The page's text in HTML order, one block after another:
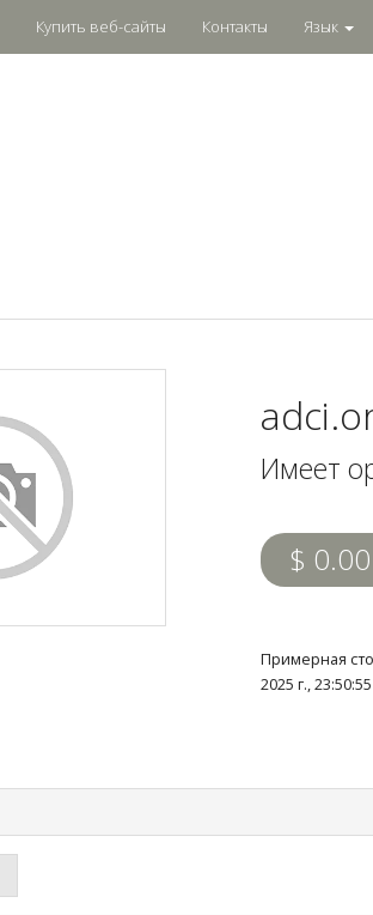
Купить веб-сайты Контакты Язык
Имеет
$ 0.00
Примерная
2025 г.,